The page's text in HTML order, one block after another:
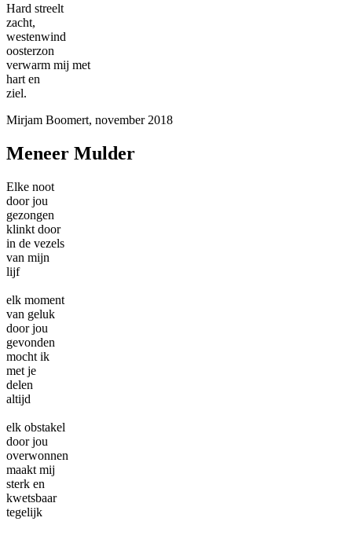
Hard streelt
zacht,
westenwind
oosterzon
verwarm mij met
hart en
ziel.
Mirjam Boomert, november 2018
Meneer Mulder
Elke noot
door jou
gezongen
klinkt door
in de vezels
van mijn
lijf
elk moment
van geluk
door jou
gevonden
mocht ik
met je
delen
altijd
elk obstakel
door jou
overwonnen
maakt mij
sterk en
kwetsbaar
tegelijk